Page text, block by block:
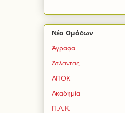
Νέα Ομάδων
Άγραφα
Άτλαντας
ΑΠΟΚ
Ακαδημία
Π.Α.Κ.